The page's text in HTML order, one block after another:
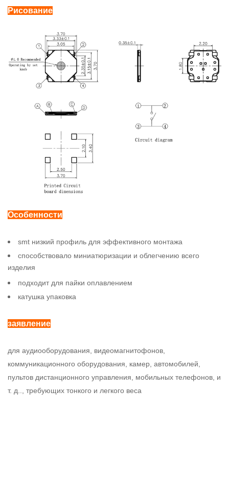
Рисование
Особенности
smt низкий профиль для эффективного монтажа
способствовало миниатюризации и облегчению всего
изделия
подходит для пайки оплавлением
катушка упаковка
заявление
для аудиооборудования, видеомагнитофонов,
коммуникационного оборудования, камер, автомобилей,
пультов дистанционного управления, мобильных телефонов, и
т. д.., требующих тонкого и легкого веса